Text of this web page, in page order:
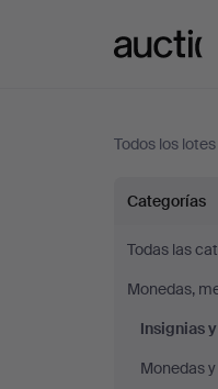
Todos los
y
en
Categorías
Todas las
Monedas,
Insignias
Monedas